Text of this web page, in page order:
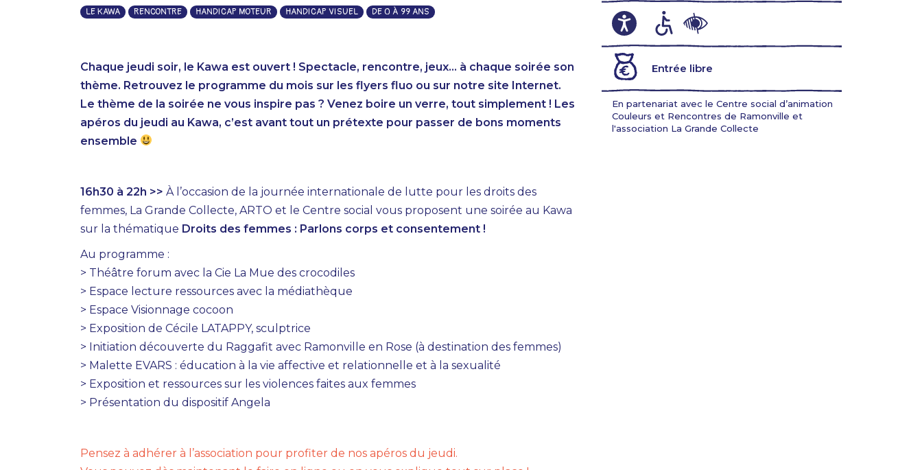
LE KAWA RENCONTRE HANDICAP MOTEUR HANDICAP VISUEL DE 0 À 99 ANS
Chaque jeudi soir, le Kawa est ouvert ! Spectacle, rencontre, jeux… à chaque soirée son
thème. Retrouvez le programme du mois sur les flyers fluo ou sur notre site Internet.
Le thème de la soirée ne vous inspire pas ? Venez boire un verre, tout simplement ! Les
apéros du jeudi au Kawa, c’est avant tout un prétexte pour passer de bons moments
ensemble
16h30 à 22h >> À l’occasion de la journée internationale de lutte pour les droits des
femmes, La Grande Collecte, ARTO et le Centre social vous proposent une soirée au Kawa
sur la thématique Droits des femmes : Parlons corps et consentement !
Au programme :
> Théâtre forum avec la Cie La Mue des crocodiles
> Espace lecture ressources avec la médiathèque
> Espace Visionnage cocoon
> Exposition de Cécile LATAPPY, sculptrice
> Initiation découverte du Raggafit avec Ramonville en Rose (à destination des femmes)
> Malette EVARS : éducation à la vie affective et relationnelle et à la sexualité
> Exposition et ressources sur les violences faites aux femmes
> Présentation du dispositif Angela
Pensez à adhérer à l’association pour profiter de nos apéros du jeudi.
Entrée libre
En partenariat avec le Centre social d’animation
Couleurs et Rencontres de Ramonville et
l'association La Grande Collecte